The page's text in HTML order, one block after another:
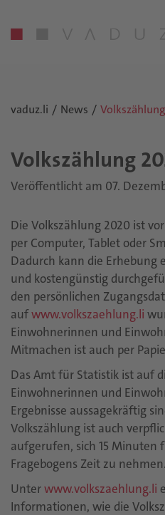
vaduz.li News
Volks­zäh­lung
Veröffentlicht am 07.
Die Volkszählung 2020 ist
per Computer, Tablet oder
Dadurch kann die Erhebung
und kostengünstig
den persönlichen
aufwww.volkszaehlung.li
Einwohnerinnen und
Mitmachen ist auch per
Das Amt für Statistik ist auf
Einwohnerinnen und
Ergebnisse aussagekräftig
Volkszählung ist auch
aufgerufen, sich 15 Minuten
Fragebogens Zeit zu nehmen.
Unterwww.volkszaehlung.li
Informationen, wie die